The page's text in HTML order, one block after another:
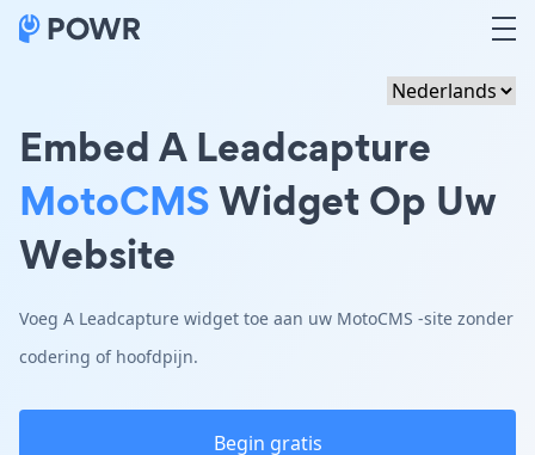
Embed A Leadcapture
MotoCMSWidget Op Uw
Website
Voeg A Leadcapture widget toe aan uw MotoCMS -site zonder
codering of hoofdpijn.
Begin gratis